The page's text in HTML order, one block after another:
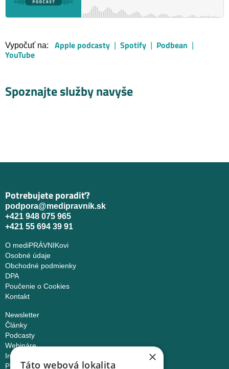
Vypočuť na: Apple podcasty Spotify Podbean
YouTube
Spoznajte služby navyše
Potrebujete poradiť?
podpora@medipravnik.sk
+421 948 075 965
+421 55 694 39 91
O mediPRÁVNIKovi
Osobné údaje
Obchodné podmienky
DPA
Poučenie o Cookies
Kontakt
Newsletter
Články
Podcasty
Webináre
Informované súhlasy
Právny web pre ambulancie
×
Táto webová lokalita